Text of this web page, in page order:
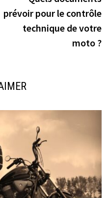
prévoir pour le contrôle
technique de votre
moto ?